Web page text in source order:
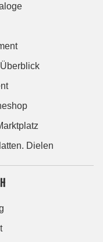
Dielen